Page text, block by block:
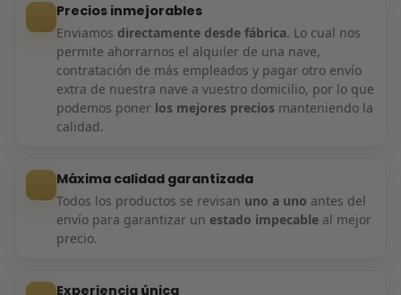
Precios inmejorables
Enviamos directamente desde fábrica. Lo cual nos
permite ahorrarnos el alquiler de una nave,
contratación de más empleados y pagar otro envío
extra de nuestra nave a vuestro domicilio, por lo que
podemos poner los mejores precios manteniendo la
calidad.
Máxima calidad garantizada
Todos los productos se revisan uno a uno antes del
envío para garantizar un estado impecableal mejor
precio.
Experiencia única